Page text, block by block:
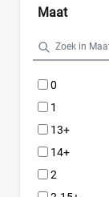
Maat
0
1
13+
14+
2